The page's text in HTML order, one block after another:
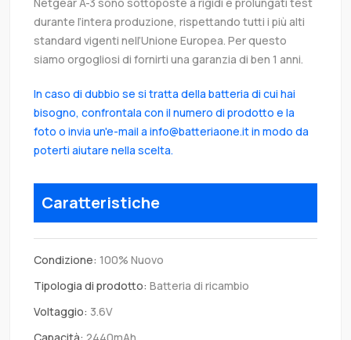
Netgear A-3 sono sottoposte a rigidi e prolungati test
durante l’intera produzione, rispettando tutti i più alti
standard vigenti nell’Unione Europea. Per questo
siamo orgogliosi di fornirti una garanzia di ben 1 anni.
In caso di dubbio se si tratta della batteria di cui hai
bisogno, confrontala con il numero di prodotto e la
foto o invia un'e-mail a info@batteriaone.it in modo da
poterti aiutare nella scelta.
Caratteristiche
Condizione: 100% Nuovo
Tipologia di prodotto: Batteria di ricambio
Voltaggio: 3.6V